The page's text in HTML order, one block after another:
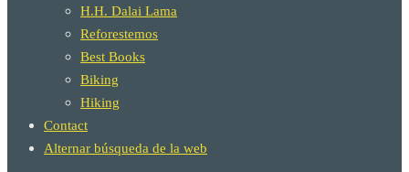
H.H. Dalai Lama
Reforestemos
Best Books
Biking
Hiking
Contact
Alternar búsqueda de la web